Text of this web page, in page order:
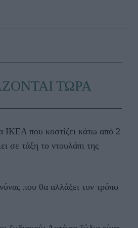
ΤΩΡΑ
IKEA που κοστίζει κάτω από 2
σε τάξη το ντουλάπι της
που θα αλλάξει τον τρόπο